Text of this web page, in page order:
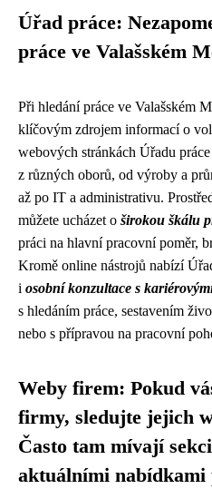
Úřad práce:
práce ve Valašském
Při hledání práce ve Valašském
klíčovým zdrojem informací o
webových stránkách Úřadu
z různých oborů, od výroby a
až po IT a administrativu.
můžete ucházet o širokou škálu
práci na hlavní pracovní poměr,
Kromě online nástrojů nabízí
i osobní konzultace s
s hledáním práce, sestavením
nebo s přípravou na pracovní
Weby firem: Pokud
firmy, sledujte jejich
Často tam mívají
aktuálními nabídkami